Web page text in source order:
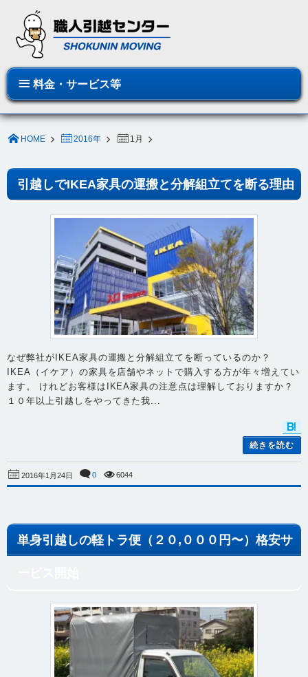
料金・サービス等
HOME 2016年 1月
引越しでIKEA家具の運搬と分解組立てを断る理由
なぜ弊社がIKEA家具の運搬と分解組立てを断っているのか？
IKEA（イケア）の家具を店舗やネットで購入する方が年々増えてい
ます。 けれどお客様はIKEA家具の注意点は理解しておりますか？
１０年以上引越しをやってきた我...
続きを読む
2016年1月24日 0 6044
単身引越しの軽トラ便（２０,０００円〜）格安サ